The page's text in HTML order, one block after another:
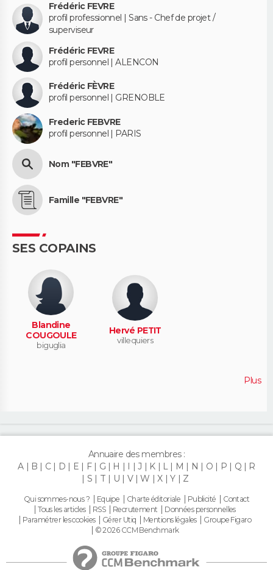
Frédéric FEVRE
profil professionnel | Sans - Chef de projet /
superviseur
Frédéric FEVRE
profil personnel | ALENCON
Frédéric FÈVRE
profil personnel | GRENOBLE
Frederic FEBVRE
profil personnel | PARIS
Nom "FEBVRE"
Famille "FEBVRE"
SES COPAINS
Blandine
COUGOULE
biguglia
Hervé PETIT
villequiers
Plus
Annuaire des membres :
A
B C D E F G H I J K L M N O P Q
R
S
T U V W X Y Z
Qui sommes-nous ? Equipe Charte éditoriale Publicité
Contact
Tous les articles
RSS Recrutement
Données personnelles
Paramétrer les cookies
Gérer Utiq Mentions légales
Groupe Figaro
© 2026 CCM Benchmark